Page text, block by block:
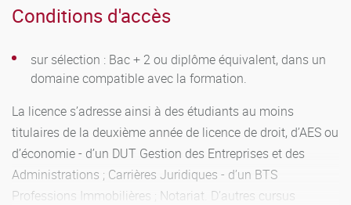
Conditions d'accès
sur sélection : Bac + 2 ou diplôme équivalent, dans un
domaine compatible avec la formation.
La licence s’adresse ainsi à des étudiants au moins
titulaires de la deuxième année de licence de droit, d’AES ou
d’économie - d’un DUT Gestion des Entreprises et des
Administrations ; Carrières Juridiques - d’un BTS
Professions Immobilières ; Notariat. D’autres cursus